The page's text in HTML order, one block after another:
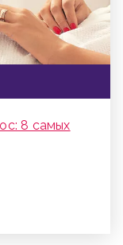
8 самых